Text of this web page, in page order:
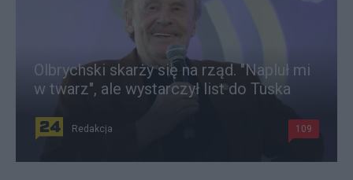
Olbrychski skarży się na rząd. "Napluł mi
w twarz", ale wystarczył list do Tuska
Redakcja 109